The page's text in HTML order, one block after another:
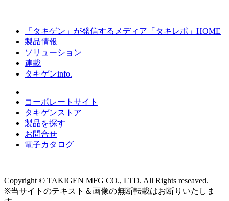
「タキゲン」が発信するメディア「タキレポ」HOME
製品情報
ソリューション
連載
タキゲンinfo.
コーポレートサイト
タキゲンストア
製品を探す
お問合せ
電子カタログ
Copyright © TAKIGEN MFG CO., LTD. All Rights reseaved.
※当サイトのテキスト＆画像の無断転載はお断りいたしま